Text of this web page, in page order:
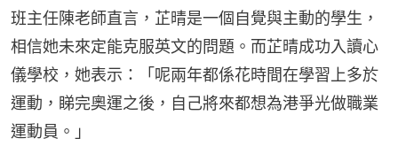
班主任陳老師直言，芷晴是一個自覺與主動的學生，
相信她未來定能克服英文的問題。而芷晴成功入讀心
儀學校，她表示：「呢兩年都係花時間在學習上多於
運動，睇完奧運之後，自己將來都想為港爭光做職業
運動員。」